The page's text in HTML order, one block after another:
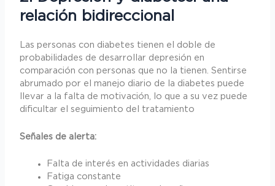
relación bidireccional
Las personas con diabetes tienen el doble de
probabilidades de desarrollar depresión en
comparación con personas que no la tienen. Sentirse
abrumado por el manejo diario de la diabetes puede
llevar a la falta de motivación, lo que a su vez puede
dificultar el seguimiento del tratamiento
Señales de alerta:
Falta de interés en actividades diarias
Fatiga constante